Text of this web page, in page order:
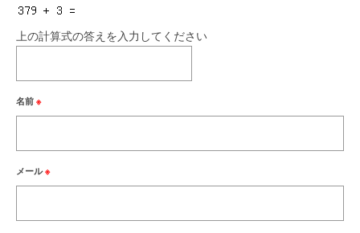
上の計算式の答えを入力してください
名前 ※
メール※